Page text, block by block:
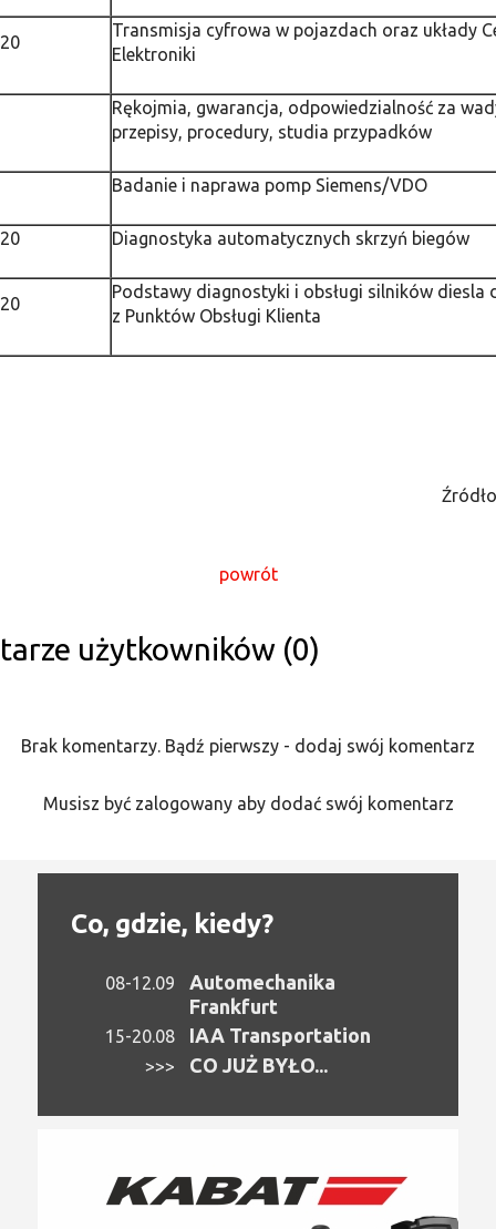
Transmisja cyfrowa w pojazdach oraz układy
Elektroniki
Rękojmia, gwarancja, odpowiedzialność za
przepisy, procedury, studia przypadków
Badanie i naprawa pomp Siemens/VDO
Diagnostyka automatycznych skrzyń biegów
Podstawy diagnostyki i obsługi silników diesla
z Punktów Obsługi Klienta
powrót
użytkowników (0)
Brak komentarzy. Bądź pierwszy - dodaj swój komentarz
Musisz być zalogowany aby dodać swój komentarz
Co, gdzie, kiedy?
08-12.09
Automechanika
Frankfurt
15-20.08 IAA Transportation
>>> CO JUŻ BYŁO...